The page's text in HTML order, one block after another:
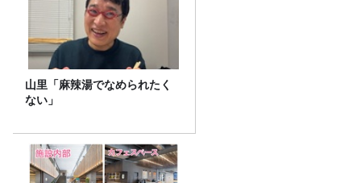
山里「麻辣湯でなめられたく
ない」